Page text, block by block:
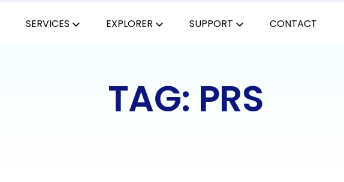
SERVICES EXPLORER SUPPORT CONTACT
TAG: PRS